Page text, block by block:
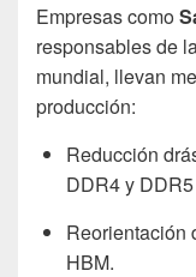
Empresas como
responsables de
mundial, llevan
producción:
Reducción
DDR4 y
Reorientación
HBM.